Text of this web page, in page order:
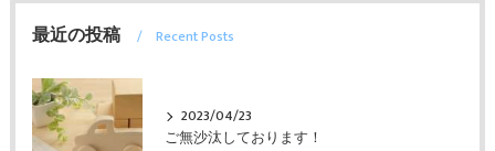
最近の投稿 Recent Posts
2023/04/23
ご無沙汰しております！